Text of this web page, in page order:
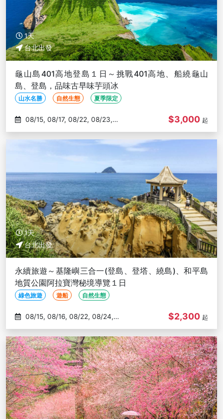
1天
台北出發
龜山島401高地登島１日～挑戰401高地、船繞龜山
島、登島，品味古早味芋頭冰
山水名勝 自然生態 夏季限定
08/29
$3,000 起
1天
台北出發
永續旅遊～基隆嶼三合一(登島、登塔、繞島)、和平島
地質公園阿拉寶灣秘境導覽１日
綠色旅遊 遊船 自然生態
08/29
$2,300 起